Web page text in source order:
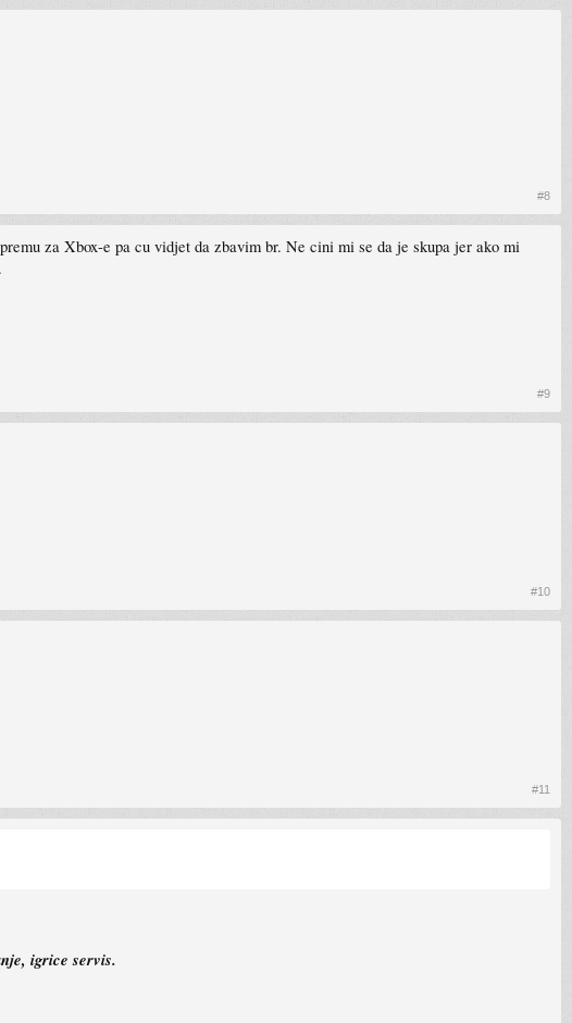
#8
za Xbox-e pa cu vidjet da zbavim br. Ne cini mi se da je skupa jer ako mi
#9
#10
#11
igrice servis.